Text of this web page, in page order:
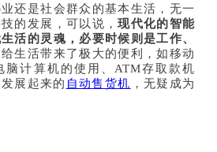
还是社会群众的基本生活，无一
的发展，可以说，现代化的智能
活的灵魂，必要时候则是工作、
给生活带来了极大的便利，如移动
脑计算机的使用、ATM存取款机
展起来的 自动售货机 ，无疑成为